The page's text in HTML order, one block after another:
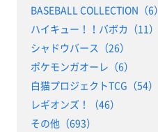
BASEBALL COLLECTION（6）
ハイキュー！！バボカ（11）
シャドウバース（26）
ポケモンガオーレ（6）
白猫プロジェクトTCG（54）
レギオンズ！（46）
その他（693）